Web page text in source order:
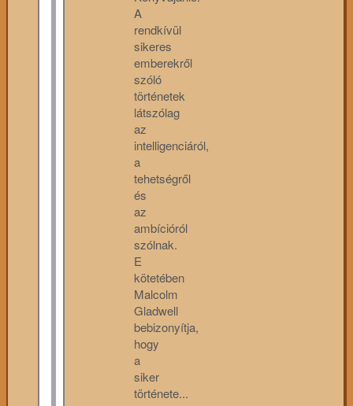
A
rendkívül
sikeres
emberekről
szóló
történetek
látszólag
az
intelligenciáról,
a
tehetségről
és
az
ambícióról
szólnak.
E
kötetében
Malcolm
Gladwell
bebizonyítja,
hogy
a
siker
története...